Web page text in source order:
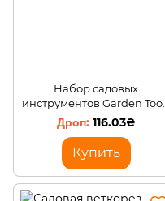
Набор садовых
инструментов Garden Tools
3в1
116.03₴
Купить